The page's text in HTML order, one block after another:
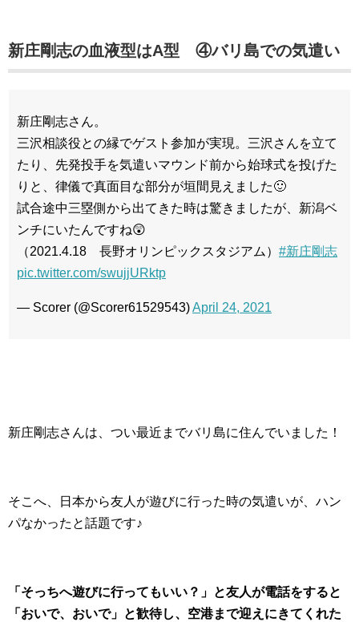
新庄剛志の血液型はA型 ④バリ島での気遣い
新庄剛志さん。
三沢相談役との縁でゲスト参加が実現。三沢さんを立て
たり、先発投手を気遣いマウンド前から始球式を投げた
りと、律儀で真面目な部分が垣間見えました🙂
試合途中三塁側から出てきた時は驚きましたが、新潟ベ
ンチにいたんですね😲
（2021.4.18 長野オリンピックスタジアム） #新庄剛志
pic.twitter.com/swujjURktp
— Scorer (@Scorer61529543)April 24, 2021
新庄剛志さんは、つい最近までバリ島に住んでいました！
そこへ、日本から友人が遊びに行った時の気遣いが、ハン
パなかったと話題です♪
「そっちへ遊びに行ってもいい？」と友人が電話をすると
「おいで、おいで」と歓待し、空港まで迎えにきてくれた